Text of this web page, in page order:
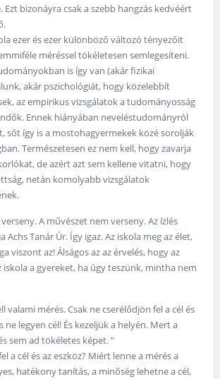
Ezt bizonáyra csak a szebb hangzás kedvéért
ezer és ezer különböző változó tényezőit
méréssel tökéletesen semlegesíteni.
is így van (akár fizikai
akár pszichológiát, hogy közelebbít
az empirikus vizsgálatok a tudományosság
Ennek hiányában neveléstudományról
sőt így is a mostohagyermekek közé sorolják
Természetesen ez nem kell, hogy zavarja
de azért azt sem kellene vitatni, hogy
netán komolyabb vizsgálatok
A művészet nem verseny. Az ízlés
Achs Tanár Úr. Így igaz. Az iskola meg az élet,
viszont az! Álságos az az érvelés, hogy az
iskola a gyereket, ha úgy teszünk, mintha nem
valami mérés. Csak ne cserélődjön fel a cél és
ne legyen cél! És kezeljük a helyén. Mert a
sem ad tökéletes képet. "
a cél és az eszköz? Miért lenne a mérés a
hatékony tanítás, a minőség lehetne a cél,